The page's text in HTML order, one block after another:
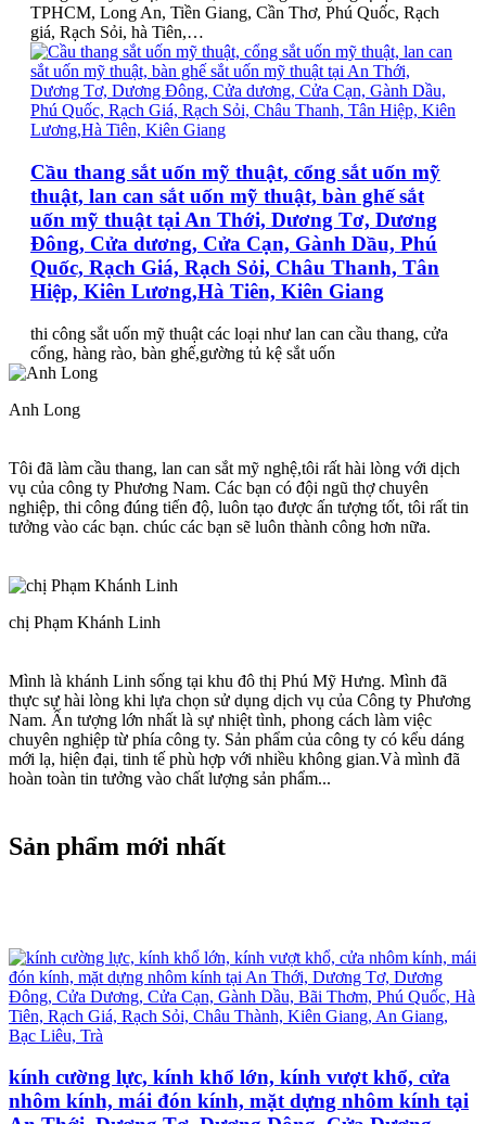
TPHCM, Long An, Tiền Giang, Cần Thơ, Phú Quốc, Rạch
giá, Rạch Sỏi, hà Tiên,…
Cầu thang sắt uốn mỹ thuật, cổng sắt uốn mỹ
thuật, lan can sắt uốn mỹ thuật, bàn ghế sắt
uốn mỹ thuật tại An Thới, Dương Tơ, Dương
Đông, Cửa dương, Cửa Cạn, Gành Dầu, Phú
Quốc, Rạch Giá, Rạch Sỏi, Châu Thanh, Tân
Hiệp, Kiên Lương,Hà Tiên, Kiên Giang
thi công sắt uốn mỹ thuật các loại như lan can cầu thang, cửa
cổng, hàng rào, bàn ghế,gường tủ kệ sắt uốn
Anh Long
Tôi đã làm cầu thang, lan can sắt mỹ nghệ,tôi rất hài lòng với dịch
vụ của công ty Phương Nam. Các bạn có đội ngũ thợ chuyên
nghiệp, thi công đúng tiến độ, luôn tạo được ấn tượng tốt, tôi rất tin
tưởng vào các bạn. chúc các bạn sẽ luôn thành công hơn nữa.
chị Phạm Khánh Linh
Mình là khánh Linh sống tại khu đô thị Phú Mỹ Hưng. Mình đã
thực sự hài lòng khi lựa chọn sử dụng dịch vụ của Công ty Phương
Nam. Ấn tượng lớn nhất là sự nhiệt tình, phong cách làm việc
chuyên nghiệp từ phía công ty. Sản phẩm của công ty có kểu dáng
mới lạ, hiện đại, tinh tế phù hợp với nhiều không gian.Và mình đã
hoàn toàn tin tưởng vào chất lượng sản phẩm...
Sản phẩm mới nhất
kính cường lực, kính khổ lớn, kính vượt khổ, cửa
nhôm kính, mái đón kính, mặt dựng nhôm kính tại